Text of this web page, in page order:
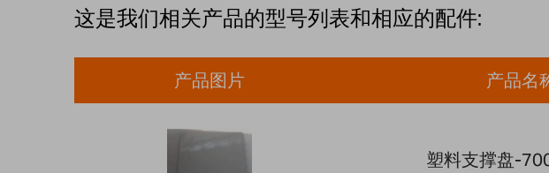
这是我们相关产品的型号列表和相应的配件:
产品图片 产品名
塑料支撑盘-